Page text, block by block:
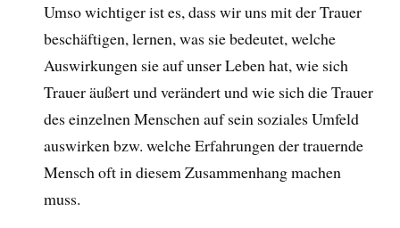
Umso wichtiger ist es, dass wir uns mit der Trauer
beschäftigen, lernen, was sie bedeutet, welche
Auswirkungen sie auf unser Leben hat, wie sich
Trauer äußert und verändert und wie sich die Trauer
des einzelnen Menschen auf sein soziales Umfeld
auswirken bzw. welche Erfahrungen der trauernde
Mensch oft in diesem Zusammenhang machen
muss.